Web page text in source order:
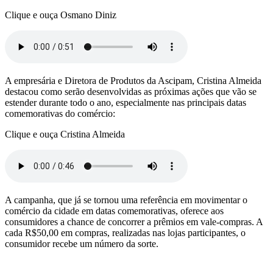
Clique e ouça Osmano Diniz
A empresária e Diretora de Produtos da Ascipam, Cristina Almeida
destacou como serão desenvolvidas as próximas ações que vão se
estender durante todo o ano, especialmente nas principais datas
comemorativas do comércio:
Clique e ouça Cristina Almeida
A campanha, que já se tornou uma referência em movimentar o
comércio da cidade em datas comemorativas, oferece aos
consumidores a chance de concorrer a prêmios em vale-compras. A
cada R$50,00 em compras, realizadas nas lojas participantes, o
consumidor recebe um número da sorte.